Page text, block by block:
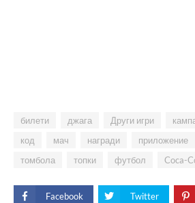
билети джага Други игри
код
мач награди приложение
томбола
топки футбол Coca-
Facebook Twitter